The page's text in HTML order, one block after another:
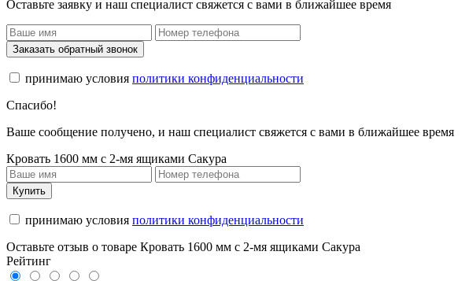
Оставьте заявку и наш специалист свяжется с вами в ближайшее время
Заказать обратный звонок
принимаю условия политики конфиденциальности
Спасибо!
Ваше сообщение получено, и наш специалист свяжется с вами в ближайшее время
Кровать 1600 мм с 2-мя ящиками Сакура
Купить
принимаю условия политики конфиденциальности
Оставьте отзыв о товаре Кровать 1600 мм с 2-мя ящиками Сакура
Рейтинг